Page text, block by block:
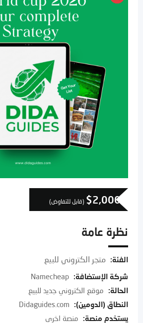
$2,000 (قابل للتفاوض)
نظرة عامة
الفئة: متجر الكتروني للبيع
شركة الإستضافة:
Namecheap
الحالة:
موقع الكتروني جديد للبيع
النطاق (الدومين):
Didaguides.com
يستخدم منصة:
منصة اخرى